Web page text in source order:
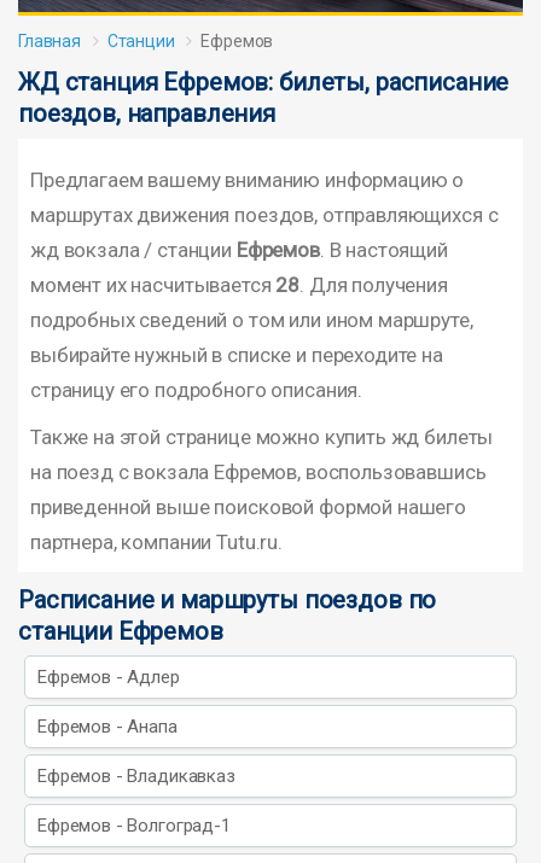
Главная Станции Ефремов
ЖД станция Ефремов: билеты, расписание
поездов, направления
Предлагаем вашему вниманию информацию о
маршрутах движения поездов, отправляющихся с
жд вокзала / станции Ефремов. В настоящий
момент их насчитывается 28 . Для получения
подробных сведений о том или ином маршруте,
выбирайте нужный в списке и переходите на
страницу его подробного описания.
Также на этой странице можно купить жд билеты
на поезд с вокзала Ефремов, воспользовавшись
приведенной выше поисковой формой нашего
партнера, компании Tutu.ru.
Расписание и маршруты поездов по
станции Ефремов
Ефремов - Адлер
Ефремов - Анапа
Ефремов - Владикавказ
Ефремов - Волгоград-1